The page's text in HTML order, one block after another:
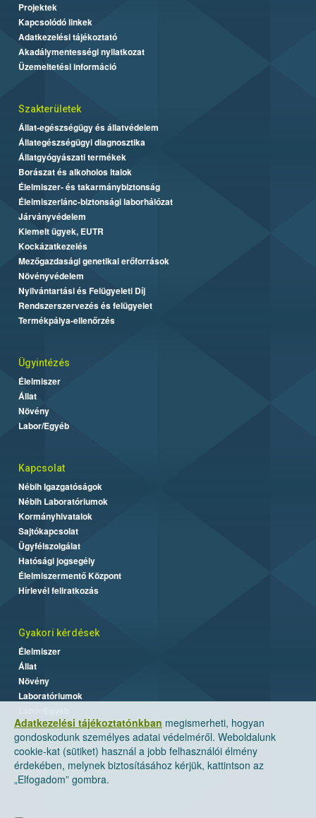
Adatkezelési tájékoztatónkban megismerheti, hogyan
gondoskodunk személyes adatai védelméről. Weboldalunk
cookie-kat (sütiket) használ a jobb felhasználói élmény
érdekében, melynek biztosításához kérjük, kattintson az
„Elfogadom” gombra.
Projektek
Kapcsolódó linkek
Adatkezelési tájékoztató
Akadálymentességi nyilatkozat
Üzemeltetési információ
Szakterületek
Állat-egészségügy és állatvédelem
Állategészségügyi diagnosztika
Állatgyógyászati termékek
Borászat és alkoholos italok
Élelmiszer- és takarmánybiztonság
Élelmiszerlánc-biztonsági laborhálózat
Járványvédelem
Kiemelt ügyek, EUTR
Kockázatkezelés
Mezőgazdasági genetikai erőforrások
Növényvédelem
Nyilvántartási és Felügyeleti Díj
Rendszerszervezés és felügyelet
Termékpálya-ellenőrzés
Ügyintézés
Élelmiszer
Állat
Növény
Labor/Egyéb
Kapcsolat
Nébih Igazgatóságok
Nébih Laboratóriumok
Kormányhivatalok
Sajtókapcsolat
Ügyfélszolgálat
Hatósági jogsegély
Élelmiszermentő Központ
Hírlevél feliratkozás
Gyakori kérdések
Élelmiszer
Állat
Növény
Laboratóriumok